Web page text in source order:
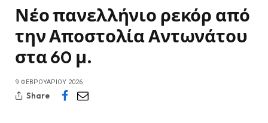
Νέο πανελλήνιο ρεκόρ από
την Αποστολία Αντωνάτου
στα 60 μ.
9 ΦΕΒΡΟΥΑΡΊΟΥ 2026
Share